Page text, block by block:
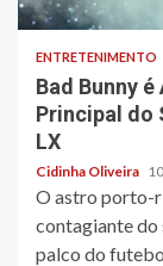
ENTRETENIMENTO
Bad Bunny
Principal do
LX
Cidinha Oliveira
O astro porto-
contagiante do
palco do